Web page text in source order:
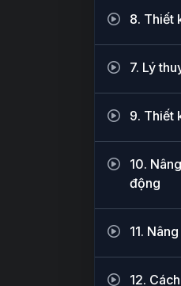
8. Thiết
7. Lý
9. Thiết
10.
động
11.
12.